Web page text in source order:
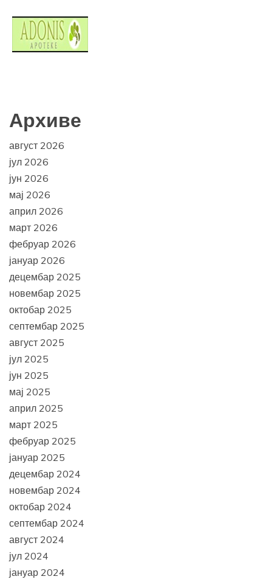
Архиве
август 2026
јул 2026
јун 2026
мај 2026
април 2026
март 2026
фебруар 2026
јануар 2026
децембар 2025
новембар 2025
октобар 2025
септембар 2025
август 2025
јул 2025
јун 2025
мај 2025
април 2025
март 2025
фебруар 2025
јануар 2025
децембар 2024
новембар 2024
октобар 2024
септембар 2024
август 2024
јул 2024
јануар 2024